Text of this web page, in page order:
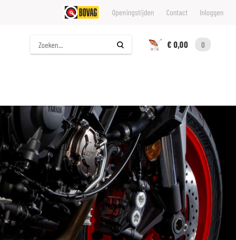
Openingstijden Contact Inloggen
Zoeken
€ 0,00
0